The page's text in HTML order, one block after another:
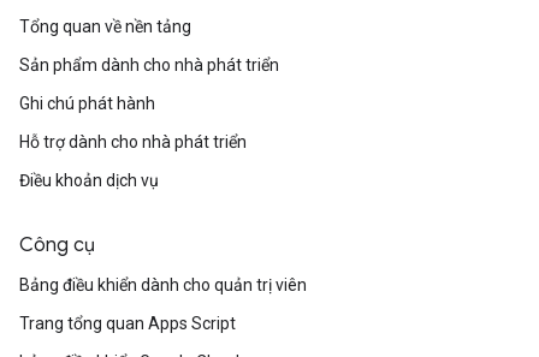
Tổng quan về nền tảng
Sản phẩm dành cho nhà phát triển
Ghi chú phát hành
Hỗ trợ dành cho nhà phát triển
Điều khoản dịch vụ
Công cụ
Bảng điều khiển dành cho quản trị viên
Trang tổng quan Apps Script